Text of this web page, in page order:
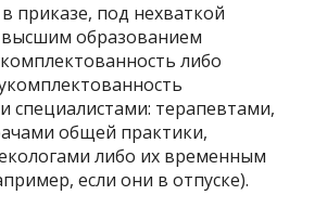
приказе, под нехваткой
высшим образованием
либо
специалистами: терапевтами,
общей практики,
либо их временным
если они в отпуске).